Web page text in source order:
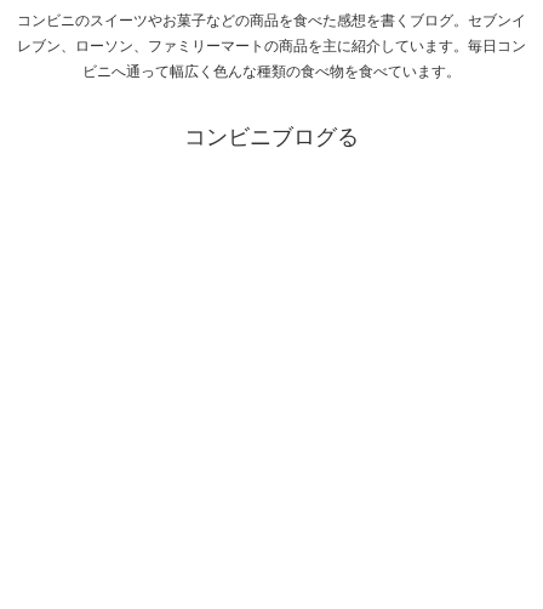
コンビニのスイーツやお菓子などの商品を食べた感想を書くブログ。セブンイ
レブン、ローソン、ファミリーマートの商品を主に紹介しています。毎日コン
ビニへ通って幅広く色んな種類の食べ物を食べています。
コンビニブログる